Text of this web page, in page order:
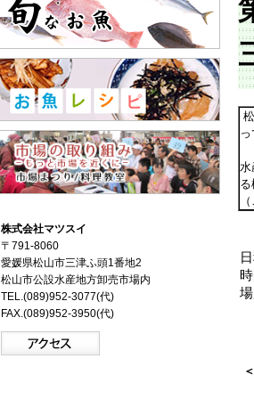
株式会社マツスイ
〒791-8060
愛媛県松山市三津ふ頭1番地2
松山市公設水産地方卸売市場内
TEL.(089)952-3077(代)
FAX.(089)952-3950(代)
水
る